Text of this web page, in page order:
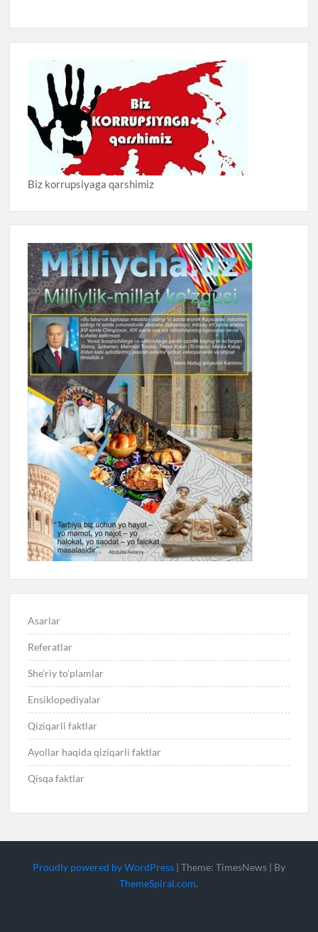
Biz korrupsiyaga qarshimiz
Asarlar
Referatlar
She’riy to’plamlar
Ensiklopediyalar
Qiziqarli faktlar
Ayollar haqida qiziqarli faktlar
Qisqa faktlar
Proudly powered by WordPress | Theme: TimesNews | By
ThemeSpiral.com.